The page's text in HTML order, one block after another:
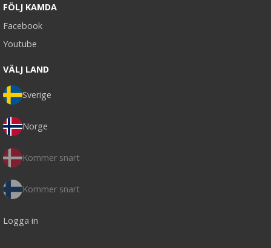
FÖLJ KAMDA
Facebook
Youtube
VÄLJ LAND
Sverige
Norge
Kommer snart
Kommer snart
Logga in